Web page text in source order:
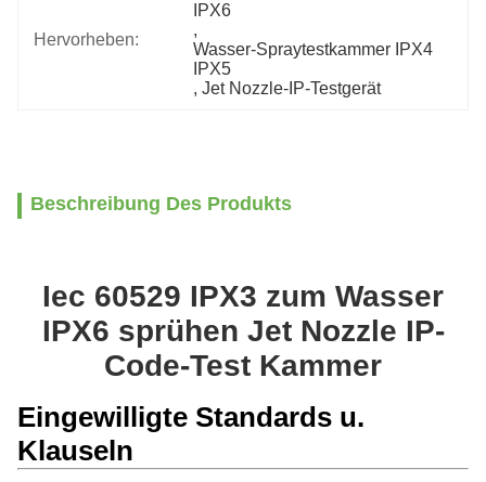
Hervorheben:
IPX6
,
Wasser-Spraytestkammer IPX4
IPX5
, Jet Nozzle-IP-Testgerät
Beschreibung Des Produkts
Iec 60529 IPX3 zum Wasser
IPX6 sprühen Jet Nozzle IP-
Code-Test Kammer
Eingewilligte Standards u.
Klauseln